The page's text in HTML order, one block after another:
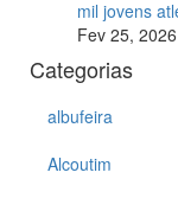
mil jovens
Fev 25, 2026
Categorias
albufeira
Alcoutim